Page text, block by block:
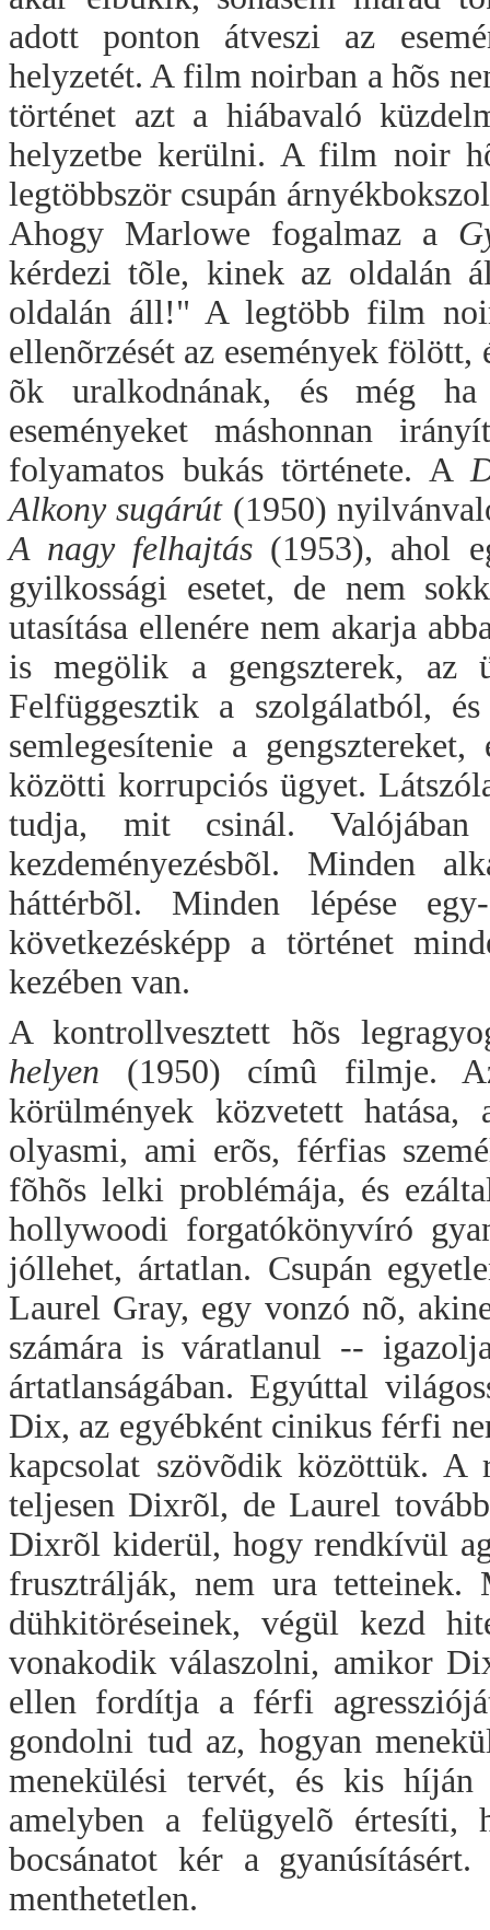
adott ponton átveszi az
helyzetét. A film noirban a hõs
történet azt a hiábavaló
helyzetbe kerülni. A film noir
legtöbbször csupán
Ahogy Marlowe fogalmaz a
kérdezi tõle, kinek az oldalán
oldalán áll!" A legtöbb film
ellenõrzését az események
õk uralkodnának, és még
eseményeket máshonnan
folyamatos bukás története. A
Alkony sugárút (1950)
A nagy felhajtás (1953), ahol
gyilkossági esetet, de nem
utasítása ellenére nem akarja
is megölik a gengszterek, az
Felfüggesztik a szolgálatból,
semlegesítenie a
közötti korrupciós ügyet.
tudja, mit csinál.
kezdeményezésbõl. Minden
háttérbõl. Minden lépése
következésképp a történet
kezében van.
A kontrollvesztett hõs
helyen (1950) címû filmje.
körülmények közvetett
olyasmi, ami erõs, férfias
fõhõs lelki problémája, és
hollywoodi forgatókönyvíró
jóllehet, ártatlan. Csupán
Laurel Gray, egy vonzó nõ,
számára is váratlanul --
ártatlanságában. Egyúttal
Dix, az egyébként cinikus férfi
kapcsolat szövõdik közöttük. A
teljesen Dixrõl, de Laurel
Dixrõl kiderül, hogy rendkívül
frusztrálják, nem ura
dühkitöréseinek, végül kezd
vonakodik válaszolni, amikor
ellen fordítja a férfi
gondolni tud az, hogyan
menekülési tervét, és kis
amelyben a felügyelõ értesíti,
bocsánatot kér a
menthetetlen.